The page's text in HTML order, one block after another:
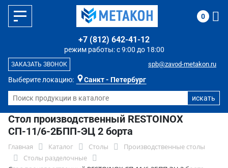
Выберите локацию: Санкт - Петербург
режим работы: с 9:00 до 18:00
+7 (812) 642-41-12
spb@zavod-metakon.ru
ЗАКАЗАТЬ ЗВОНОК
0
Стол производственный RESTOINOX
СП-11/6-2БПП-ЭЦ 2 борта
Главная Каталог Столы
Производственные столы
Столы разделочные